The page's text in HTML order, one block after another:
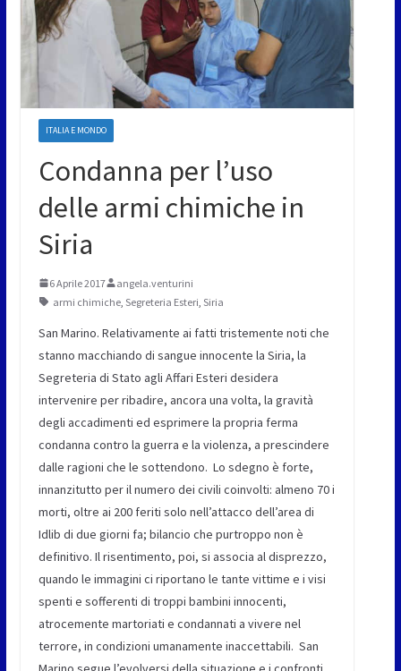
ITALIA E MONDO
Condanna per l’uso
delle armi chimiche in
Siria
6 Aprile 2017
angela.venturini
armi chimiche, Segreteria Esteri Siria
San Marino. Relativamente ai fatti tristemente noti che
stanno macchiando di sangue innocente la Siria, la
Segreteria di Stato agli Affari Esteri desidera
intervenire per ribadire, ancora una volta, la gravità
degli accadimenti ed esprimere la propria ferma
condanna contro la guerra e la violenza, a prescindere
dalle ragioni che le sottendono. Lo sdegno è forte,
innanzitutto per il numero dei civili coinvolti: almeno 70 i
morti, oltre ai 200 feriti solo nell’attacco dell’area di
Idlib di due giorni fa; bilancio che purtroppo non è
definitivo. Il risentimento, poi, si associa al disprezzo,
quando le immagini ci riportano le tante vittime e i visi
spenti e sofferenti di troppi bambini innocenti,
atrocemente martoriati e condannati a vivere nel
terrore, in condizioni umanamente inaccettabili. San